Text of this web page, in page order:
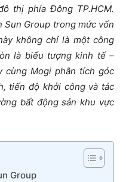
thị phía Đông TP.HCM.
Sun Group trong mức vốn
không chỉ là một công
là biểu tượng kinh tế –
cùng Mogi phân tích góc
tiến độ khởi công và tác
bất động sản khu vực
Group